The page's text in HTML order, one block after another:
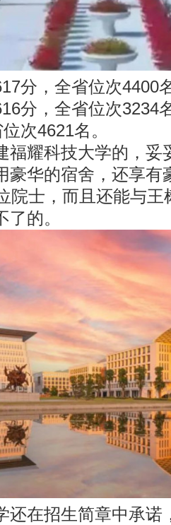
分，全省位次4400
分，全省位次3234
次4621名。
福耀科技大学的，妥
豪华的宿舍，还享有
院士，而且还能与
的。
还在招生简章中承诺